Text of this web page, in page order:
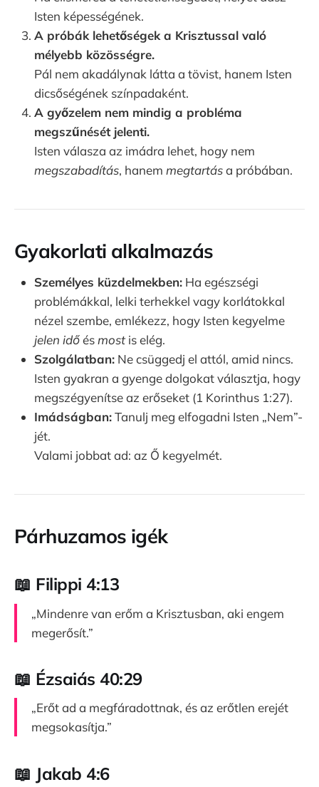
Isten képességének.
A próbák lehetőségek a Krisztussal való
mélyebb közösségre.
Pál nem akadálynak látta a tövist, hanem Isten
dicsőségének színpadaként.
A győzelem nem mindig a probléma
megszűnését jelenti.
Isten válasza az imádra lehet, hogy nem
megszabadítás, hanem megtartása próbában.
Gyakorlati alkalmazás
Személyes küzdelmekben: Ha egészségi
problémákkal, lelki terhekkel vagy korlátokkal
nézel szembe, emlékezz, hogy Isten kegyelme
jelen időés mostis elég.
Szolgálatban: Ne csüggedj el attól, amid nincs.
Isten gyakran a gyenge dolgokat választja, hogy
megszégyenítse az erőseket (1 Korinthus 1:27).
Imádságban:Tanulj meg elfogadni Isten „Nem”-
jét.
Valami jobbat ad: az Ő kegyelmét.
Párhuzamos igék
📖 Filippi 4:13
„Mindenre van erőm a Krisztusban, aki engem
megerősít.”
📖 Ézsaiás 40:29
„Erőt ad a megfáradottnak, és az erőtlen erejét
megsokasítja.”
📖 Jakab 4:6